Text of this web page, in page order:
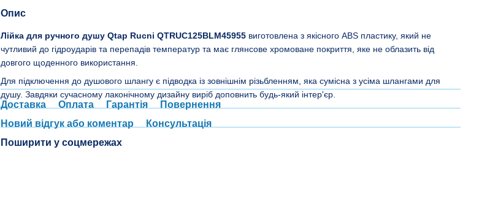
Опис
Лійка для ручного душу Qtap Rucni QTRUC125BLM45955виготовлена з якісного ABS пластику, який не
чутливий до гідроударів та перепадів температур та має глянсове хромоване покриття, яке не облазить від
довгого щоденного використання.
Для підключення до душового шлангу є підводка із зовнішнім різьбленням, яка сумісна з усіма шлангами для
душу. Завдяки сучасному лаконічному дизайну виріб доповнить будь-який інтер'єр.
Доставка Оплата Гарантія
Повернення
Новий відгук або коментар
Консультація
Поширити у соцмережах